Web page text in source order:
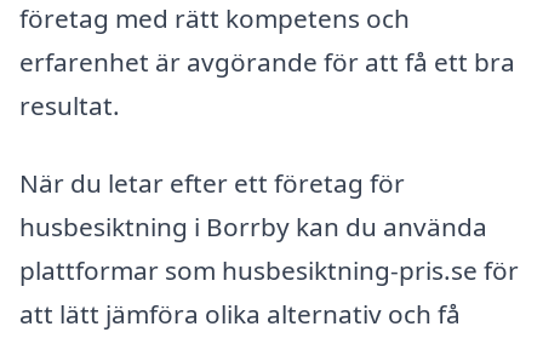
företag med rätt kompetens och
erfarenhet är avgörande för att få ett bra
resultat.
När du letar efter ett företag för
husbesiktning i Borrby kan du använda
plattformar som husbesiktning-pris.se för
att lätt jämföra olika alternativ och få